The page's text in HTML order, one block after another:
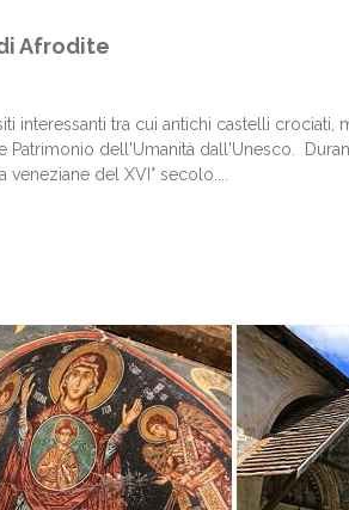
Afrodite
interessanti tra cui antichi castelli
Patrimonio dell'Umanità dall'Unesco.
del XVI° secolo....